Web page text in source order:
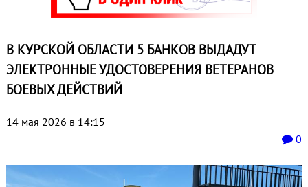
В КУРСКОЙ ОБЛАСТИ 5 БАНКОВ ВЫДАДУТ
ЭЛЕКТРОННЫЕ УДОСТОВЕРЕНИЯ ВЕТЕРАНОВ
БОЕВЫХ ДЕЙСТВИЙ
14 мая 2026 в 14:15
0